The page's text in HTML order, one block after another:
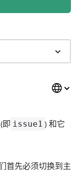
即 issue1 ) 和它
首先必须切换到主